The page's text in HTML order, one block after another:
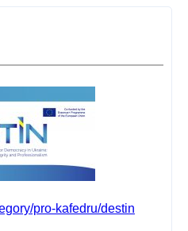
pro-kafedru/destin